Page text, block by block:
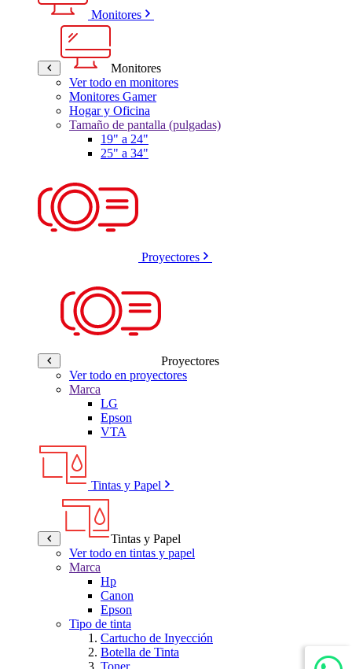
Monitores
Monitores
Ver todo en monitores
Monitores Gamer
Hogar y Oficina
Tamaño de pantalla (pulgadas)
19" a 24"
25" a 34"
Proyectores
Proyectores
Ver todo en proyectores
Marca
LG
Epson
VTA
Tintas y Papel
Tintas y Papel
Ver todo en tintas y papel
Marca
Hp
Canon
Epson
Tipo de tinta
Cartucho de Inyección
Botella de Tinta
Toner